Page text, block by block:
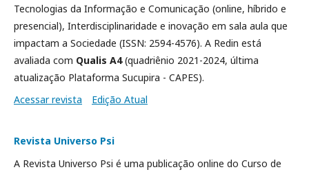
Tecnologias da Informação e Comunicação (online, híbrido e
presencial), Interdisciplinaridade e inovação em sala aula que
impactam a Sociedade (ISSN: 2594-4576). A Redin está
avaliada com Qualis A4(quadriênio 2021-2024, última
atualização Plataforma Sucupira - CAPES).
Acessar revista
Edição Atual
Revista Universo Psi
A Revista Universo Psi é uma publicação online do Curso de